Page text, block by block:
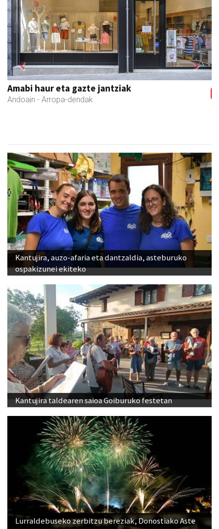
Amabi haur eta gazte jantziak
Andoain - Arropa-dendak
Previous Next
Kantujira, auzo-afaria eta dantzaldia, asteburuko
ospakizunei ekiteko
Kantujira taldearen saioa Goiburuko festetan
Lurraldebuseko zerbitzu bereziak, Donostiako Aste